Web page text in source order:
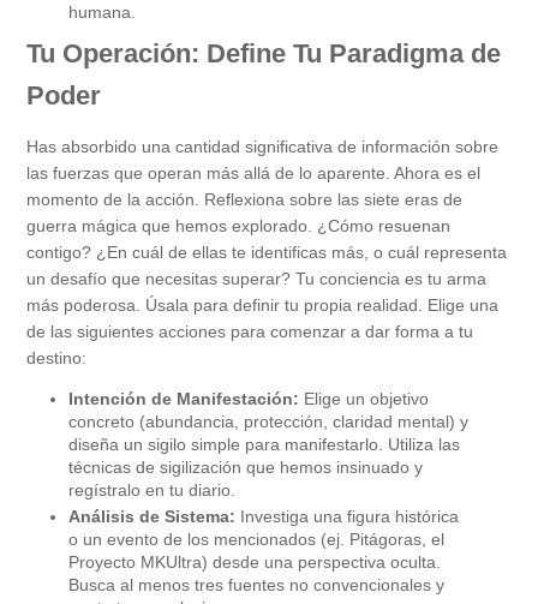
humana.
Tu Operación: Define Tu Paradigma de
Poder
Has absorbido una cantidad significativa de información sobre
las fuerzas que operan más allá de lo aparente. Ahora es el
momento de la acción. Reflexiona sobre las siete eras de
guerra mágica que hemos explorado. ¿Cómo resuenan
contigo? ¿En cuál de ellas te identificas más, o cuál representa
un desafío que necesitas superar? Tu conciencia es tu arma
más poderosa. Úsala para definir tu propia realidad. Elige una
de las siguientes acciones para comenzar a dar forma a tu
destino:
Intención de Manifestación: Elige un objetivo
concreto (abundancia, protección, claridad mental) y
diseña un sigilo simple para manifestarlo. Utiliza las
técnicas de sigilización que hemos insinuado y
regístralo en tu diario.
Análisis de Sistema: Investiga una figura histórica
o un evento de los mencionados (ej. Pitágoras, el
Proyecto MKUltra) desde una perspectiva oculta.
Busca al menos tres fuentes no convencionales y